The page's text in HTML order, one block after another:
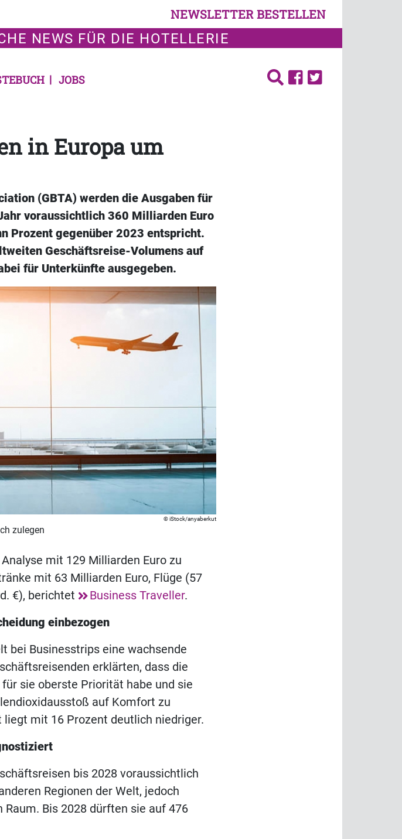
NEWSLETTER BESTELLEN
NEWS FÜR DIE HOTELLERIE
JOBS
in Europa um
(GBTA) werden die Ausgaben für
voraussichtlich 360 Milliarden Euro
Prozent gegenüber 2023 entspricht.
Geschäftsreise-Volumens auf
für Unterkünfte ausgegeben.
iStock/anyaberkut
zulegen
mit 129 Milliarden Euro zu
mit 63 Milliarden Euro, Flüge (57
€), berichtet
Business Traveller.
einbezogen
bei Businesstrips eine wachsende
erklärten, dass die
sie oberste Priorität habe und sie
auf Komfort zu
mit 16 Prozent deutlich niedriger.
bis 2028 voraussichtlich
Regionen der Welt, jedoch
Bis 2028 dürften sie auf 476